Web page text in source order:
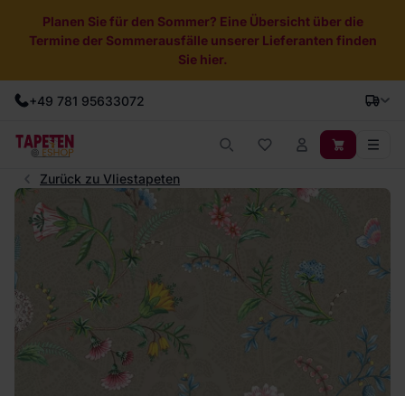
Planen Sie für den Sommer? Eine Übersicht über die
Termine der Sommerausfälle unserer Lieferanten finden
Sie hier.
+49 781 95633072
Zurück zu Vliestapeten